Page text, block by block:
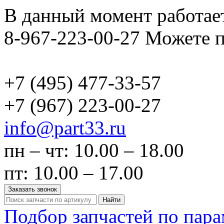
В данный момент
8-967-223-00-27 Можете
+7 (495) 477-33-57
+7 (967) 223-00-27
info@part33.ru
пн – чт: 10.00 – 18.00
пт: 10.00 – 17.00
Заказать звонок
Найти
Подбор запчастей по